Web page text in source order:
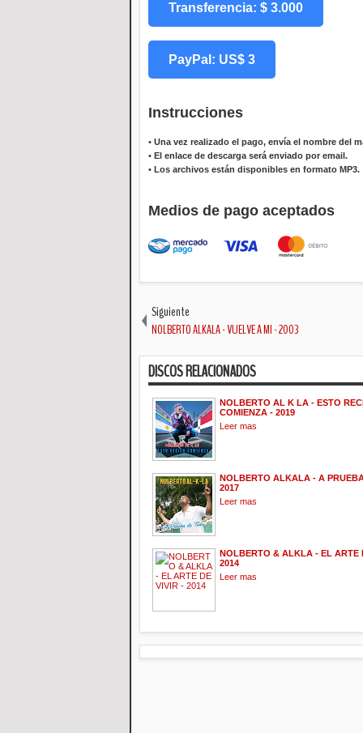
Transferencia: $ 3.000
PayPal: US$ 3
Instrucciones
• Una vez realizado el pago, envía el nombre del
• El enlace de descarga será enviado por email.
• Los archivos están disponibles en formato MP3.
Medios de pago aceptados
Siguiente
NOLBERTO ALKALA - VUELVE A MI - 2003
DISCOS RELACIONADOS
NOLBERTO AL K LA - ESTO
COMIENZA - 2019
Leer mas
NOLBERTO ALKALA - A
2017
Leer mas
NOLBERTO & ALKLA - EL ARTE
2014
Leer mas